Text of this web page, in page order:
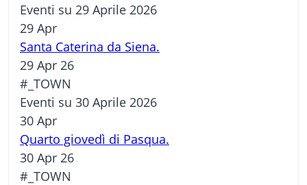
Eventi su 29 Aprile 2026
29 Apr
Santa Caterina da Siena.
29 Apr 26
#_TOWN
Eventi su 30 Aprile 2026
30 Apr
Quarto giovedì di Pasqua.
30 Apr 26
#_TOWN